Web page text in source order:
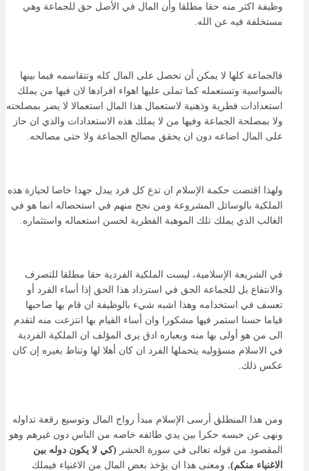
وظيفة اكثر منه حقا مطلقا وأن المال في الأصل حق للجماعة وهي
مستخلفة فيه عن الله.
فالجماعة كلها لا يمكن أن تحصل على المال كله وتتقاسمه فيما بينها
بالسواسية وتستعمله كما تملى عليها اهواء افرادها لان فيها من يملك
استعدادات فطرية وذهنية لاستعمال هذا المال استعمالا لا يضر بمصلحته
ولا بمصلحة الجماعة وفيها من لا يملك هذه الاستعدادات والذي ان حاز
على المال اضاعه دون ان يحقق مصالح الجماعة ولا حتى مصالحه.
ولهذا اقتضت حكمة الإسلام ان تدع كل فرد يبدل جهدا خاصا لحيازة هذه
الملكية بالوسائل المشروعة ومن نجح منهم في استحصاله انما هو في
الغالب الذي يملك تلك الموهبة الفطرية لحسن استعماله واستثماره.
في الشريعة الإسلامية، ليست الملكية الفردية حقا مطلقا للتصرف
والانتفاع بل للجماعة الحق في استرداد هذا الحق إذا أساء الفرد أو
تعسف في استخدامه وهذا اشبه شيء بالوظيفة ان قام بها صاحبها
قياما حسنا استمر فيها مشكورا وان أساء القيام بها انتزعت منه لتقدم
الى من هو أولى بها منه وبعباره ادق يرى المؤلف ان الملكية الفردية
في الاسلام مسؤوليه يتحملها الفرد ان كان أهلا لها وتناط بغيره إن كان
عكس ذلك.
ومن هذا المنطلق أرسى الإسلام مبدأ رواج المال وتوسيع رقعة تداوله
ونهى عن حبسه حكرا بين يدي طائفه خاصه من الناس دون غيرهم وهو
المقصود من قوله تعالى في سورة الحشر (كي لا يكون دوله بين
الاغنياء منكم). ومعنى هذا ان يؤخذ بعض المال من الاغنياء فيملك